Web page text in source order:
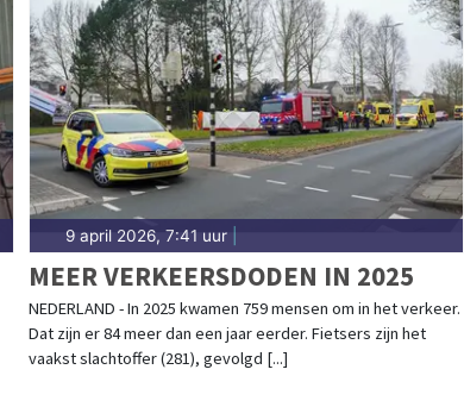
9 april 2026, 7:41 uur|
MEER VERKEERSDODEN IN 2025
NEDERLAND - In 2025 kwamen 759 mensen om in het verkeer.
Dat zijn er 84 meer dan een jaar eerder. Fietsers zijn het
vaakst slachtoffer (281), gevolgd [...]